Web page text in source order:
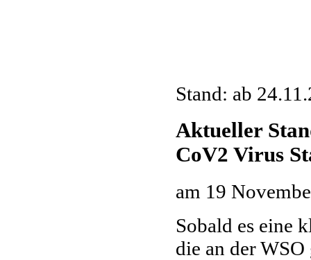
Stand: ab
Aktueller
CoV2 Virus
am 19
Sobald es eine
die an der